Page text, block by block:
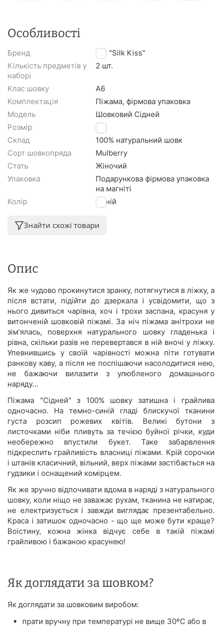
Особливості
Бренд
TM "Silk Kiss"
Кількість предметів у
наборі
2 шт.
Клас шовку
A6
Комплектація
Піжама, фірмова упаковка
Модель
Шовковий Сідней
Розмір
S
Склад
100% натуральний шовк
Сорт шовкопряда
Mulberry
Стать
Жіночий
Упаковка
Подарункова фірмова упаковка
на магніті
Колір
Синій
Знайти схожі товари
Опис
Як же чудово прокинутися зранку, потягнутися в ліжку, а
після встати, підійти до дзеркала і усвідомити, що з
нього дивиться чарівна, хоч і трохи заспана, красуня у
витонченій шовковій піжамі. За ніч піжама анітрохи не
зім'ялась, поверхня натурального шовку гладенька і
рівна, скільки разів не перевертався в ній вночі у ліжку.
Упевнившись у своїй чарівності можна піти готувати
ранкову каву, а після не поспішаючи насолодитися нею,
не бажаючи вилазити з улюбленого домашнього
наряду…
Піжама "Сідней" з 100% шовку затишна і грайлива
одночасно. На темно-синій гладі блискучої тканини
густа розсип рожевих квітів. Великі бутони з
листочками ніби пливуть за течією буйної річки, куди
необережно впустили букет. Таке забарвлення
підкреслить грайливість власниці піжами. Крій сорочки
і штанів класичний, вільний, верх піжами застібається на
гудзики і оснащений комірцем.
Як же зручно відпочивати вдома в наряді з натурального
шовку, коли ніщо не заважає рухам, тканина не натирає,
не електризується і завжди виглядає презентабельно.
Краса і затишок одночасно - що ще може бути краще?
Воістину, кожна жінка відчує себе в такій піжамі
грайливою і бажаною красунею!
Як доглядати за шовком?
Як доглядати за шовковим виробом:
прати вручну при температурі не вище 30ºС або в